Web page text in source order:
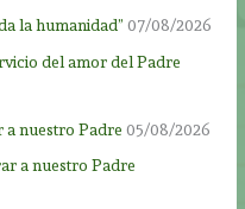
la humanidad” 07/08/2026
del amor del Padre
a nuestro Padre 05/08/2026
a nuestro Padre